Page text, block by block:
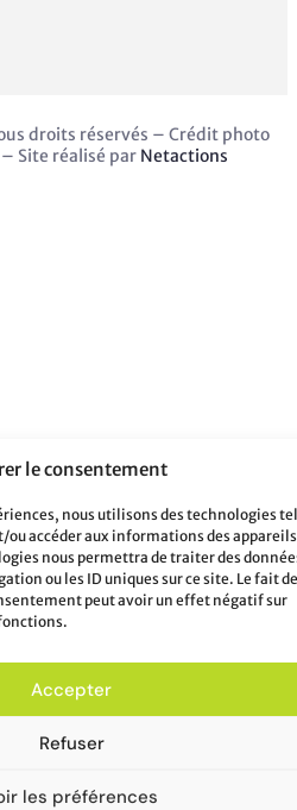
le consentement
nous utilisons des technologies
ou accéder aux informations des
nous permettra de traiter des
ou les ID uniques sur ce site. Le fait
peut avoir un effet négatif sur
Accepter
Refuser
les préférences
droits réservés – Crédit photo
Site réalisé par Netactions